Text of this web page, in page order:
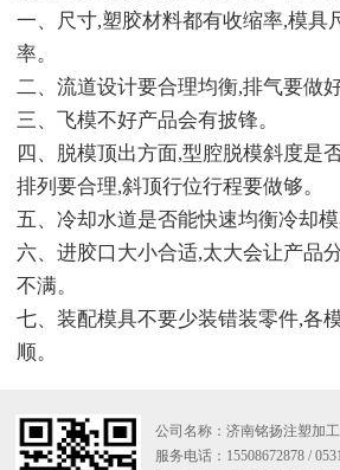
一、尺寸,塑胶材料都有收缩率,模具
率。
二、流道设计要合理均衡,排气要做好
三、飞模不好产品会有披锋。
四、脱模顶出方面,型腔脱模斜度是
排列要合理,斜顶行位行程要做够。
五、冷却水道是否能快速均衡冷却模
六、进胶口大小合适,太大会让产品
不满。
七、装配模具不要少装错装零件,各
顺。
公司名称：济南铭扬注塑加
服务电话：15508672878 /